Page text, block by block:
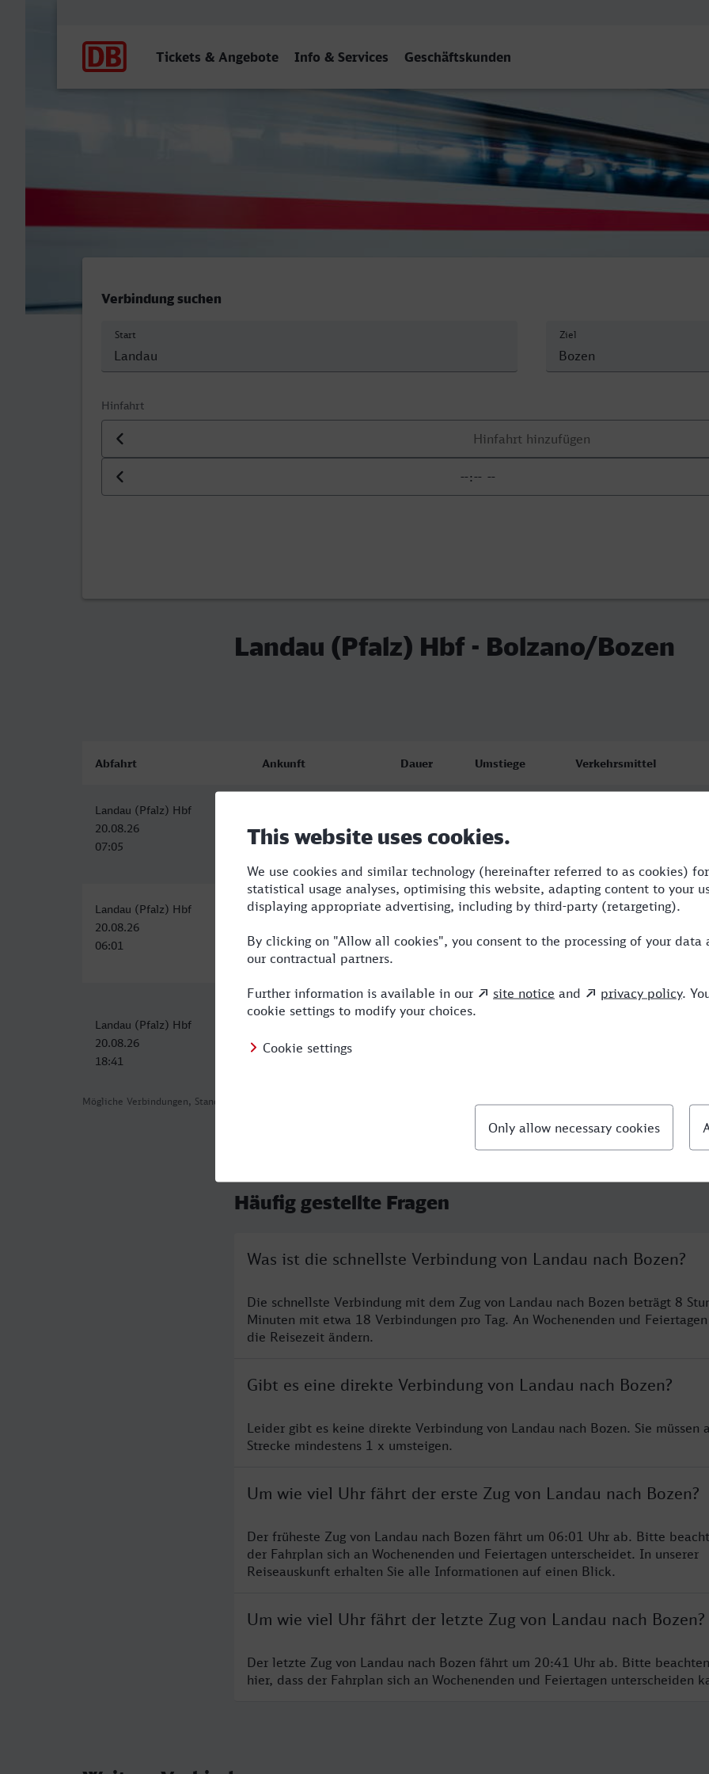
Tickets & Angebote Info & Services Geschäftskunden
Landau (Pfalz) Hbf - Bolzano/Bozen
Verbindung suchen
Start Ziel
Hinfahrt
Datum der Hinfahrt
Uhrzeit der Hinfahrt
Landau (Pfalz) Hbf - Bolzano/Bozen
Mögliche Verbindungen, Stand: 2026-08-06 04:56
Abfahrt Ankunft Dauer Umstiege Verkehrsmittel
Landau (Pfalz) Hbf
20.08.26
07:05
20.08.26
15:27
Landau (Pfalz) Hbf
20.08.26
06:01
Bolzano/Bozen
15:27
9:26 2 RB,RJ,ICE
Landau (Pfalz) Hbf
20.08.26
18:41
21.08.26
Häufig gestellte Fragen
Was ist die schnellste Verbindung von Landau nach Bozen?
Die schnellste Verbindung mit dem Zug von Landau nach Bozen beträgt 8
Minuten mit etwa 18 Verbindungen pro Tag. An Wochenenden und
die Reisezeit ändern.
Gibt es eine direkte Verbindung von Landau nach Bozen?
Leider gibt es keine direkte Verbindung von Landau nach Bozen. Sie müssen
Strecke mindestens 1 x umsteigen.
Um wie viel Uhr fährt der erste Zug von Landau nach Bozen?
Der früheste Zug von Landau nach Bozen fährt um 06:01 Uhr ab. Bitte
der Fahrplan sich an Wochenenden und Feiertagen unterscheidet. In unserer
Reiseauskunft erhalten Sie alle Informationen auf einen Blick.
Um wie viel Uhr fährt der letzte Zug von Landau nach Bozen?
Der letzte Zug von Landau nach Bozen fährt um 20:41 Uhr ab. Bitte
hier, dass der Fahrplan sich an Wochenenden und Feiertagen unterscheiden